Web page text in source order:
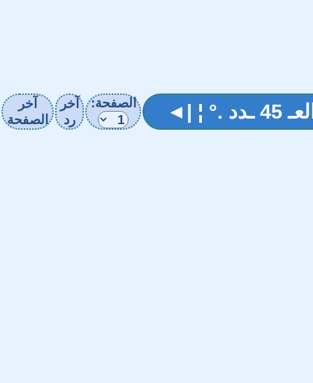
¦ |◄ الصفحة:
آخر
رد
آخر
الصفحة